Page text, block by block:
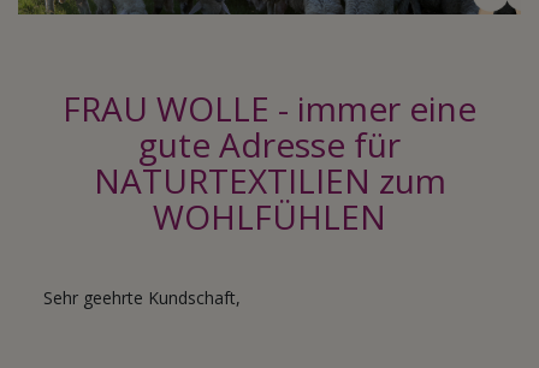
FRAU WOLLE - immer eine
gute Adresse für
NATURTEXTILIEN zum
WOHLFÜHLEN
Sehr geehrte Kundschaft,